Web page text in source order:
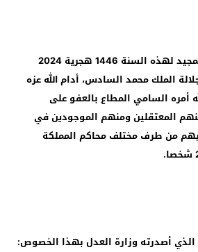
بمناسبة عيد العرش المجيد لهذه السنة 1446 هجرية 2024
الملك محمد السادس، أدام الله عزه
أمره السامي المطاع بالعفو على
المعتقلين ومنهم الموجودين في
من طرف مختلف محاكم المملكة
أصدرته وزارة العدل بهذا الخصوص: